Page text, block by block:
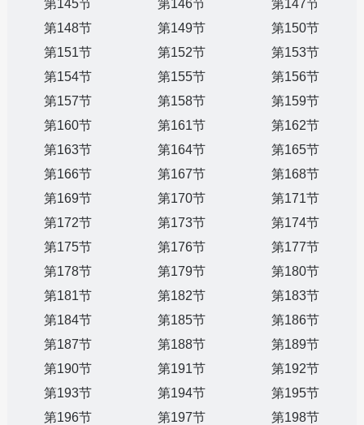
第145节 第146节
第147节
第148节
第149节
第150节
第151节
第152节
第153节
第154节
第155节
第156节
第157节
第158节
第159节
第160节
第161节
第162节
第163节
第164节
第165节
第166节
第167节
第168节
第169节
第170节
第171节
第172节
第173节
第174节
第175节
第176节
第177节
第178节
第179节
第180节
第181节
第182节
第183节
第184节
第185节
第186节
第187节
第188节
第189节
第190节
第191节
第192节
第193节
第194节
第195节
第196节
第197节
第198节